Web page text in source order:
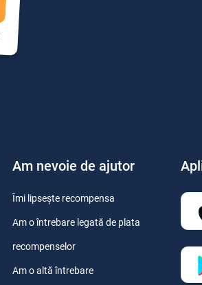
Am nevoie de ajutor
Îmi lipsește recompensa
Am o întrebare legată de plata
recompenselor
Am o altă întrebare